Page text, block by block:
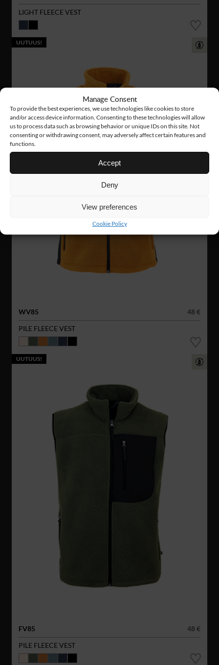
Manage Consent
To provide the best experiences, we use technologies like cookies to store
and/or access device information. Consenting to these technologies will allow
us to process data such as browsing behavior or unique IDs on this site. Not
consenting or withdrawing consent, may adversely affect certain features and
functions.
Accept
Deny
View preferences
Cookie Policy
LIGHT FLEECE VEST
UUTUUS!
WV85
48 €
PILE FLEECE VEST
UUTUUS!
FV85
48 €
PILE FLEECE VEST